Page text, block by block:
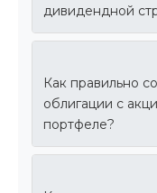
дивидендной
Как правильно
облигации с
портфеле?